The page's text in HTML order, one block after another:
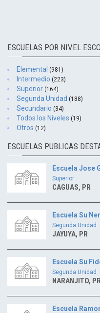
ESCUELAS POR NIVEL
Elemental (981)
Intermedio (223)
Superior (164)
Segunda Unidad (188)
Secundario (34)
Todos los Niveles (19)
Otros (12)
ESCUELAS PUBLICAS
Escuela Jose
Superior
CAGUAS, PR
Escuela Su
Segunda Unidad
JAYUYA, PR
Escuela Su
Segunda Unidad
NARANJITO, PR
Escuela